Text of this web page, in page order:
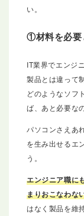
い。
①材料を必要
IT業界でエンジ
製品とは違って
どのようなソフ
ば、あと必要な
パソコンさえあ
を生み出せるエ
う。
エンジニア職に
まりおこなわな
はなく製品を維